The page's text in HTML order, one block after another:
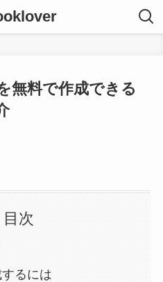
無料で作成できる
目次
るには